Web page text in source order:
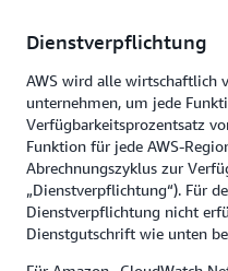
Dienstverpflichtung
AWS wird alle wirtschaftlich
unternehmen, um jede
Verfügbarkeitsprozentsatz
Funktion für jede AWS-
Abrechnungszyklus zur
„Dienstverpflichtung“). Für
Dienstverpflichtung nicht
Dienstgutschrift wie unten